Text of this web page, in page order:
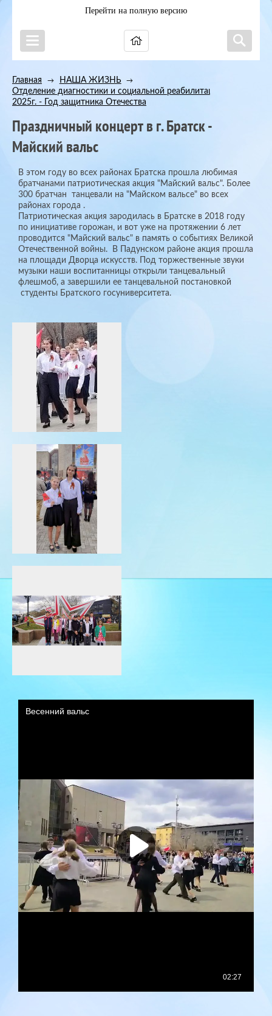
Перейти на полную версию
Главная → НАША ЖИЗНЬ →
Отделение диагностики и социальной реабилитации
2025г. - Год защитника Отечества
Праздничный концерт в г. Братск -
Майский вальс
В этом году во всех районах Братска прошла любимая
братчанами патриотическая акция "Майский вальс". Более
300 братчан танцевали на "Майском вальсе" во всех
районах города .
Патриотическая акция зародилась в Братске в 2018 году
по инициативе горожан, и вот уже на протяжении 6 лет
проводится "Майский вальс" в память о событиях Великой
Отечественной войны. В Падунском районе акция прошла
на площади Дворца искусств. Под торжественные звуки
музыки наши воспитанницы открыли танцевальный
флешмоб, а завершили ее танцевальной постановкой
студенты Братского госуниверситета.